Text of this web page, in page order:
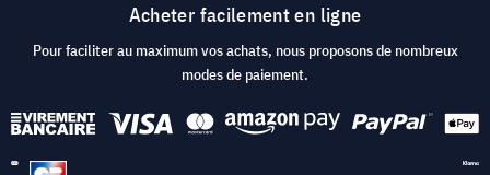
Acheter facilement en ligne
Pour faciliter au maximum vos achats, nous proposons de nombreux
modes de paiement.